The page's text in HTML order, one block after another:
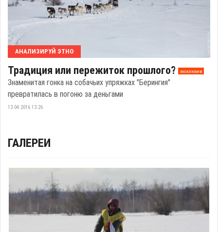
АНАЛИЗИРУЙ ЭТНО
Традиция или пережиток прошлого? эксклюзив
Знаменитая гонка на собачьих упряжках "Берингия"
превратилась в погоню за деньгами
13.04.2016 13:26
ГАЛЕРЕИ